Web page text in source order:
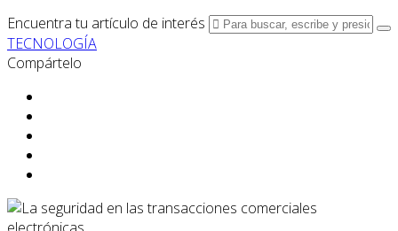
Encuentra tu artículo de interés
TECNOLOGÍA
Compártelo